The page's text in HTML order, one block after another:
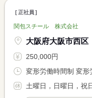
正社員
関包スチール 株式会社
大阪府大阪市西区
250,000円
土曜日，日曜日，祝